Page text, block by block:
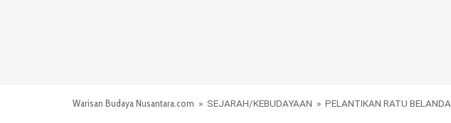
Warisan Budaya Nusantara.com » SEJARAH/KEBUDAYAAN » PELANTIKAN RATU BELANDA